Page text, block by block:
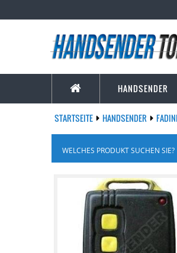
HANDSENDER
STARTSEITE HANDSENDER
WELCHES PRODUKT SUCHEN SIE?